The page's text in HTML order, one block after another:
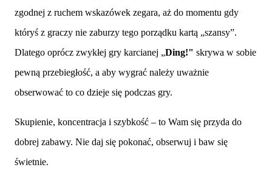
zgodnej z ruchem wskazówek zegara, aż do momentu gdy
któryś z graczy nie zaburzy tego porządku kartą „szansy”.
Dlatego oprócz zwykłej gry karcianej „Ding!" skrywa w sobie
pewną przebiegłość, a aby wygrać należy uważnie
obserwować to co dzieje się podczas gry.
Skupienie, koncentracja i szybkość – to Wam się przyda do
dobrej zabawy. Nie daj się pokonać, obserwuj i baw się
świetnie.